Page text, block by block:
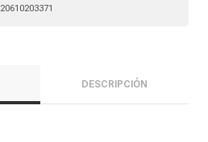
20610203371
DESCRIPCIÓN